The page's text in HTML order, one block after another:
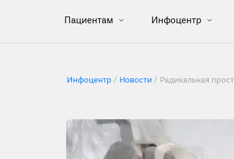
Пациентам Инфоцентр
Инфоцентр Новости Радикальная